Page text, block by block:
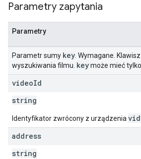
Parametry zapytania
Parametry
Parametr sumy key . Wymagane.
wyszukiwania filmu. keymoże mieć
videoId
string
Identyfikator zwrócony z urządzenia
address
string